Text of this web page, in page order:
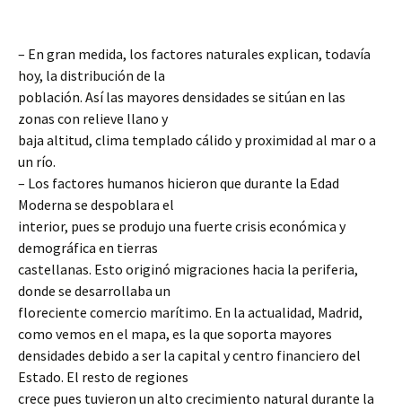
– En gran medida, los factores naturales explican, todavía
hoy, la distribución de la
población. Así las mayores densidades se sitúan en las
zonas con relieve llano y
baja altitud, clima templado cálido y proximidad al mar o a
un río.
– Los factores humanos hicieron que durante la Edad
Moderna se despoblara el
interior, pues se produjo una fuerte crisis económica y
demográfica en tierras
castellanas. Esto originó migraciones hacia la periferia,
donde se desarrollaba un
floreciente comercio marítimo. En la actualidad, Madrid,
como vemos en el mapa, es la que soporta mayores
densidades debido a ser la capital y centro financiero del
Estado. El resto de regiones
crece pues tuvieron un alto crecimiento natural durante la